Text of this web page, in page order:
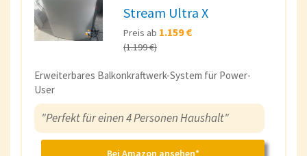
Stream Ultra X
Preis ab 1.159 €
(1.199 €)
Erweiterbares Balkonkraftwerk-System für Power-
User
"Perfekt für einen 4 Personen Haushalt"
Bei Amazon ansehen*